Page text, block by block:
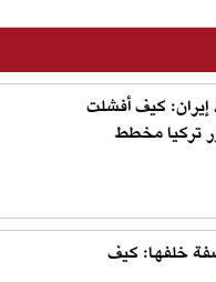
إيران: كيف أفشلت
تركيا مخطط
خلفها: كيف